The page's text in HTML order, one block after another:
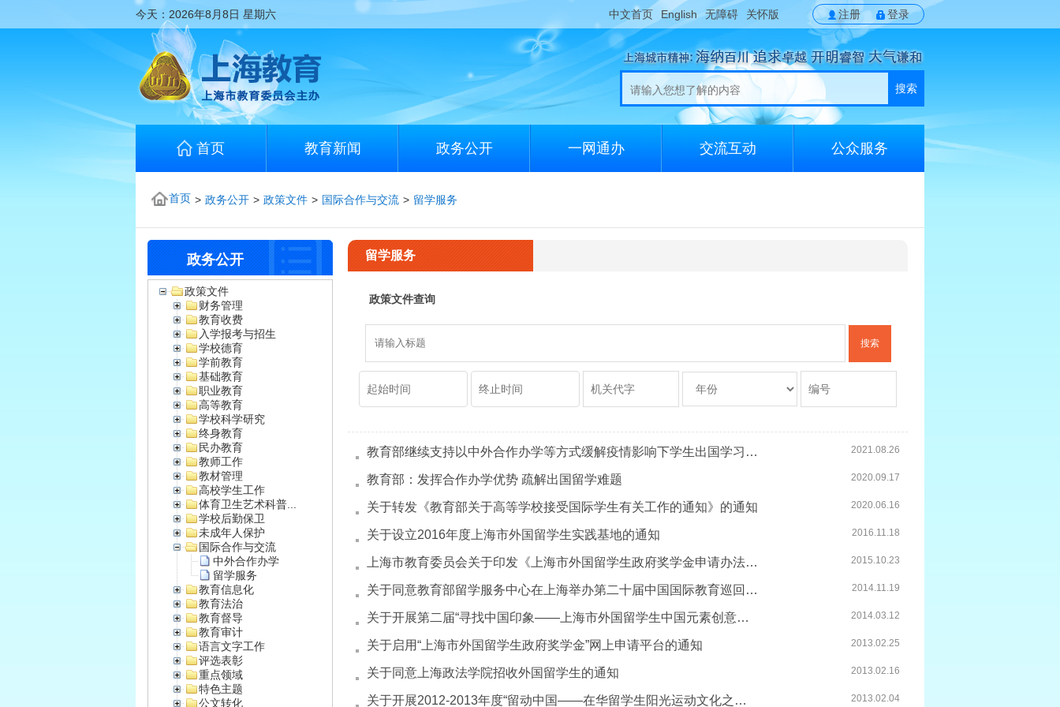
今天： 2026年8月8日 星期六 中文首页 English 无障碍 关怀版 注册 登录
搜索
首页 教育新闻 政务公开 一网通办 交流互动 公众服务
首页 > 政务公开 > 政策文件 > 国际合作与交流 > 留学服务
政务公开
政策文件
财务管理
教育收费
入学报考与招生
学校德育
学前教育
基础教育
职业教育
高等教育
学校科学研究
终身教育
民办教育
教师工作
教材管理
高校学生工作
体育卫生艺术科普...
学校后勤保卫
未成年人保护
国际合作与交流
中外合作办学
留学服务
教育信息化
教育法治
教育督导
教育审计
语言文字工作
评选表彰
重点领域
特色主题
公文转化
留学服务
政策文件查询
搜索
教育部继续支持以中外合作办学等方式缓解疫情影响下学生出国学习困难 2021.08.26
教育部：发挥合作办学优势 疏解出国留学难题 2020.09.17
关于转发《教育部关于高等学校接受国际学生有关工作的通知》的通知 2020.06.16
关于设立2016年度上海市外国留学生实践基地的通知 2016.11.18
上海市教育委员会关于印发《上海市外国留学生政府奖学金申请办法》的... 2015.10.23
关于同意教育部留学服务中心在上海举办第二十届中国国际教育巡回展的... 2014.11.19
关于开展第二届“寻找中国印象——上海市外国留学生中国元素创意设计... 2014.03.12
关于启用“上海市外国留学生政府奖学金”网上申请平台的通知 2013.02.25
关于同意上海政法学院招收外国留学生的通知 2013.02.16
关于开展2012-2013年度“留动中国——在华留学生阳光运动文化之旅”活... 2013.02.04